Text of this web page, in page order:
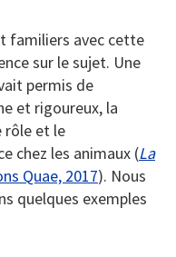
familiers avec cette
sur le sujet. Une
permis de
et rigoureux, la
rôle et le
chez les animaux (La
Quae, 2017). Nous
quelques exemples